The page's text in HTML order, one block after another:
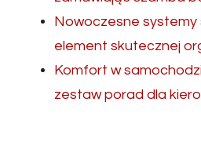
Nowoczesne
element skutecznej
Komfort w
zestaw porad dla